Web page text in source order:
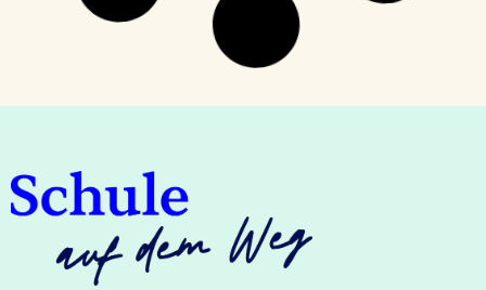
In der heutigen Zeit stehen Schulen vor enormen
Herausforderungen. Während der tägliche
Auseinandersetzung mit den Veränderungen, die
die Gesellschaft und die Zukunft mit sich bringen.
In diesem Blog-Beitrag erfahren Sie, wie
Schulentwicklung erfolgreich gelingen kann und
welche Rolle Leadership dabei spielt.